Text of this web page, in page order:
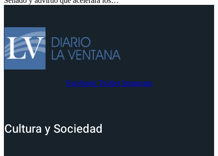
Facebook Twitter Instagram
Cultura y Sociedad